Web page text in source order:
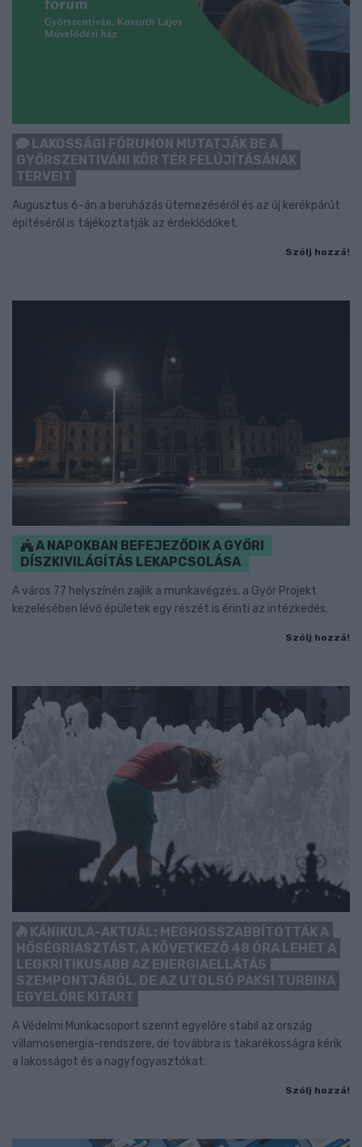
LAKOSSÁGI FÓRUMON MUTATJÁK BE A
GYŐRSZENTIVÁNI KÖR TÉR FELÚJÍTÁSÁNAK
TERVEIT
Augusztus 6-án a beruházás ütemezéséről és az új kerékpárút
építéséről is tájékoztatják az érdeklődőket.
Szólj hozzá!
A NAPOKBAN BEFEJEZŐDIK A GYŐRI
DÍSZKIVILÁGÍTÁS LEKAPCSOLÁSA
A város 77 helyszínén zajlik a munkavégzés, a Győr Projekt
kezelésében lévő épületek egy részét is érinti az intézkedés.
Szólj hozzá!
KÁNIKULA-AKTUÁL: MEGHOSSZABBÍTOTTÁK A
HŐSÉGRIASZTÁST, A KÖVETKEZŐ 48 ÓRA LEHET A
LEGKRITIKUSABB AZ ENERGIAELLÁTÁS
SZEMPONTJÁBÓL, DE AZ UTOLSÓ PAKSI TURBINA
EGYELŐRE KITART
A Védelmi Munkacsoport szerint egyelőre stabil az ország
villamosenergia-rendszere, de továbbra is takarékosságra kérik
a lakosságot és a nagyfogyasztókat.
Szólj hozzá!